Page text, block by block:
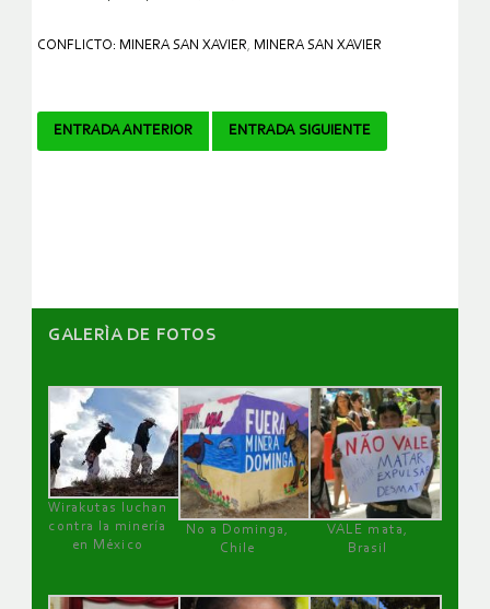
CONFLICTO: MINERA SAN XAVIER, MINERA SAN XAVIER
Navegador
ENTRADA ANTERIOR ENTRADA SIGUIENTE
GALERÌA DE FOTOS
Wirakutas luchan
contra la minería
en México
No a Dominga,
Chile
VALE mata,
Brasil